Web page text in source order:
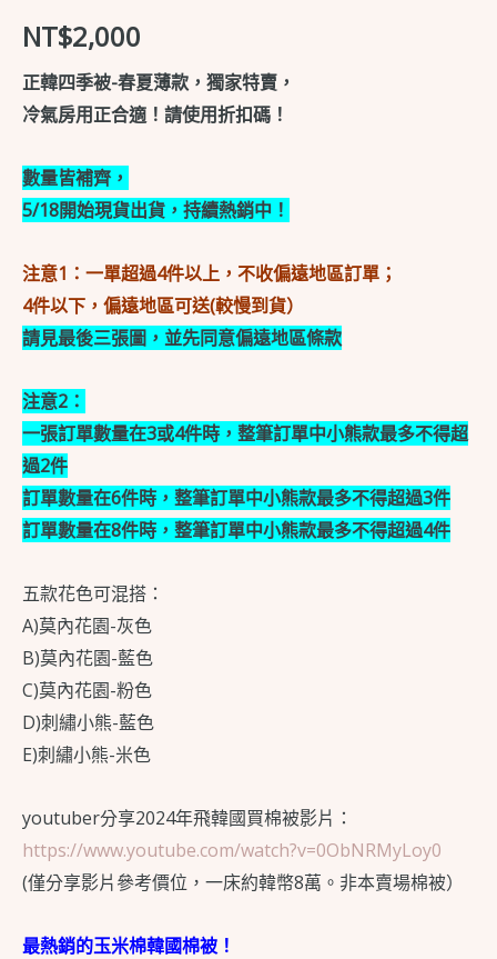
NT$2,000
正韓四季被-春夏薄款，獨家特賣，
冷氣房用正合適！請使用折扣碼！
數量皆補齊，
5/18開始現貨出貨，持續熱銷中！
注意1：一單超過4件以上，不收偏遠地區訂單；
4件以下，偏遠地區可送(較慢到貨）
請見最後三張圖，並先同意偏遠地區條款
注意2：
一張訂單數量在3或4件時，整筆訂單中小熊款最多不得超
過2件
訂單數量在6件時，整筆訂單中小熊款最多不得超過3件
訂單數量在8件時，整筆訂單中小熊款最多不得超過4件
五款花色可混搭：
A)莫內花園-灰色
B)莫內花園-藍色
C)莫內花園-粉色
D)刺繡小熊-藍色
E)刺繡小熊-米色
youtuber分享2024年飛韓國買棉被影片：
https://www.youtube.com/watch?v=0ObNRMyLoy0
(僅分享影片參考價位，一床約韓幣8萬。非本賣場棉被）
最熱銷的玉米棉韓國棉被！
擁
抱/
過
友
善)
款
現
貨
出
中
數
量